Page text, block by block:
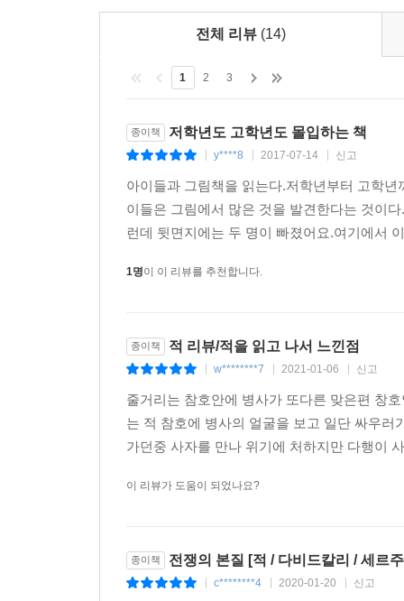
전체 리뷰 (14)
1 2 3
종이책 저학년도 고학년도 몰입하는 책
y****8 2017-07-14 신고
아이들과 그림책을 읽는다.저학년부터 고학
이들은 그림에서 많은 것을 발견한다는 것이
런데 뒷면지에는 두 명이 빠졌어요.여기에서
1명이 이 리뷰를 추천합니다.
종이책 적 리뷰/적을 읽고 나서 느낀점
w********7 2021-01-06 신고
줄거리는 참호안에 병사가 또다른 맞은편 창
는 적 참호에 병사의 얼굴을 보고 일단 싸우
가던중 사자를 만나 위기에 처하지만 다행이
이 리뷰가 도움이 되었나요?
종이책 전쟁의 본질 [적 / 다비드칼리 / 세르
c********4 2020-01-20 신고